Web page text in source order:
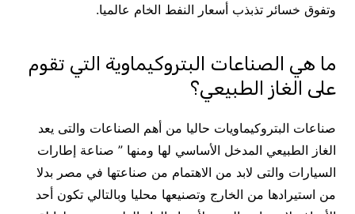
وتفوق خسائر تذبذب أسعار النفط الخام عالميا.
ما هي الصناعات البتروكيماوية التي تقوم
على الغاز الطبيعي؟
صناعات البتروكيماويات حاليا من أهم الصناعات والتى يعد
الغاز الطبيعي المدخل الأساسي لها ومنها ” صناعة إطارات
السيارات والتى لابد من الاهتمام من صناعتها في مصر بدلا
من استيرادها من الخارج وتصنيعها محليا وبالتالي تكون أحد